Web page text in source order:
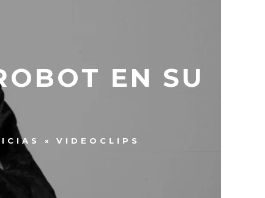
EN SU
VIDEOCLIPS